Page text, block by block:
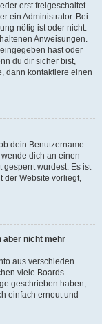
erst freigeschaltet
ein Administrator. Bei
nötig ist oder nicht.
Anweisungen.
hast oder
du dir sicher bist,
dann kontaktiere einen
dein Benutzername
dich an einen
gesperrt wurdest. Es ist
der Website vorliegt,
aber nicht mehr
aus verschieden
viele Boards
geschrieben haben,
einfach erneut und